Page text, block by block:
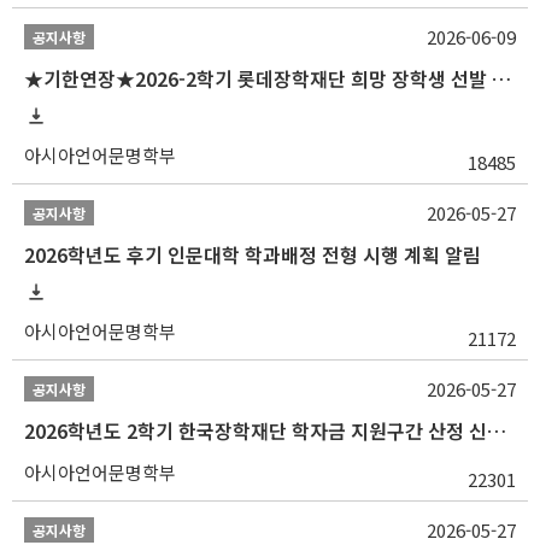
공지사항
★기한연장★2026-2학기 롯데장학재단 희망 장학생 선발 안내(~6/15
아시아언어문명학부 18485
2026-06-09
공지사항
2026학년도 후기 인문대학 학과배정 전형 시행 계획 알림
아시아언어문명학부 21172
2026-05-27
공지사항
2026학년도 2학기 한국장학재단 학자금 지원구간 산정 신청 안내
아시아언어문명학부 22301
2026-05-27
공지사항 2026-05-27